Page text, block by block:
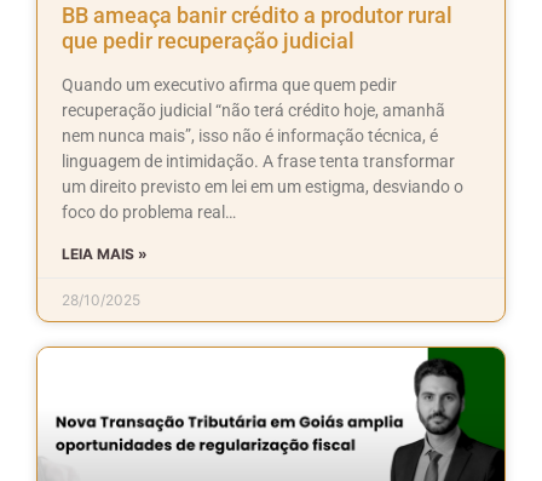
BB ameaça banir crédito a produtor rural
que pedir recuperação judicial
Quando um executivo afirma que quem pedir
recuperação judicial “não terá crédito hoje, amanhã
nem nunca mais”, isso não é informação técnica, é
linguagem de intimidação. A frase tenta transformar
um direito previsto em lei em um estigma, desviando o
foco do problema real…
LEIA MAIS »
28/10/2025